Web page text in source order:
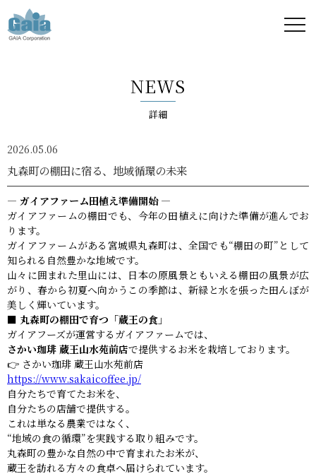
ア -
GAIA
Corporation
-
NEWS
詳細
2026.05.06
丸森町の棚田に宿る、地域循環の未来
― ガイアファーム田植え準備開始 ―
ガイアファームの棚田でも、今年の田植えに向けた準備が進んでお
ります。
ガイアファームがある宮城県丸森町は、全国でも“棚田の町”として
知られる自然豊かな地域です。
山々に囲まれた里山には、日本の原風景ともいえる棚田の風景が広
がり、春から初夏へ向かうこの季節は、新緑と水を張った田んぼが
美しく輝いています。
■ 丸森町の棚田で育つ「蔵王の食」
ガイアフーズが運営するガイアファームでは、
さかい珈琲 蔵王山水苑前店で提供するお米を栽培しております。
👉 さかい珈琲 蔵王山水苑前店
https://www.sakaicoffee.jp/
自分たちで育てたお米を、
自分たちの店舗で提供する。
これは単なる農業ではなく、
“地域の食の循環”を実践する取り組みです。
丸森町の豊かな自然の中で育まれたお米が、
蔵王を訪れる方々の食卓へ届けられています。